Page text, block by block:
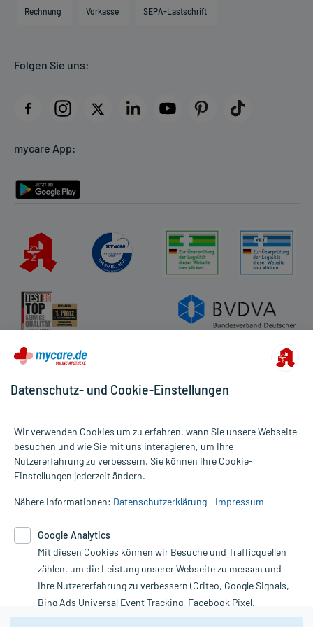
Direktabrechnung PKV
AGB
Datenschutz
Rückgabe/Widerruf
Rechnung Vorkasse SEPA-Lastschrift
Folgen Sie uns:
mycare App:
Alle Preise gelten inkl. MwSt., ggf. zzgl. Versandkosten
Informationen auf dieser Website werden ausschließlich für
die Untersuchung und Behandlung durch einen Arzt. Bitte
Therapien eingeleitet werden können. | Diese Webseite benutzt
Google Analytics. Lesen Sie bitte dazu die wichtigen Hinweise in
unserer Datenschutzerklärung. Für den Widerruf einer Bestellung
nutzen Sie das Formular:
Vertrag widerrufen
Datenschutz- und Cookie-Einstellungen
Wir verwenden Cookies um zu erfahren, wann Sie unsere Webseite
besuchen und wie Sie mit uns interagieren, um Ihre
Nutzererfahrung zu verbessern. Sie können Ihre Cookie-
Einstellungen jederzeit ändern.
Nähere Informationen: Datenschutzerklärung Impressum
Google Analytics
Mit diesen Cookies können wir Besuche und Trafficquellen
zählen, um die Leistung unserer Webseite zu messen und
Ihre Nutzererfahrung zu verbessern (Criteo, Google Signals,
Bing Ads Universal Event Tracking, Facebook Pixel,
Youtube-Social Plugin).